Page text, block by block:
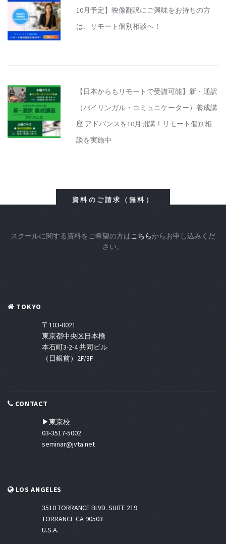
10月予定】映像翻訳にご興味をお持ちの方
は、リモート個別相談へ！
【日本からもリモートで受講可能】新・通訳
（バイリンガル・コミュニケーター）養成講
座 アドバンスを10月開講！リモート個別相
談を実施中
資料のご請求（無料）
スクールに関する資料をご希望の方はこちらからお申し込みくだ
さい。
TOKYO
〒103-0021
東京都中央区日本橋
本石町3-2-4 共同ビル
（日銀前）2F/3F
CONTACT
▶東京校
03-3517-5002
seminar@jvta.net
LOS ANGELES
3510 TORRANCE BLVD. SUITE 219
TORRANCE CA 90503
U.S.A.